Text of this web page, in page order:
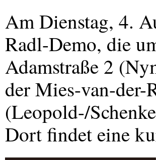
Am Dienstag, 4.
Radl-Demo, die
Adamstraße 2
der Mies-van-der-
(Leopold-/
Dort findet eine